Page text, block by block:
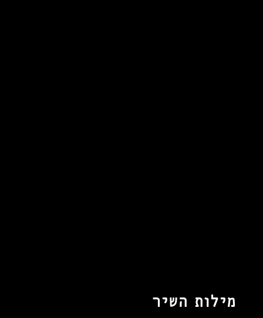
מילות השיר